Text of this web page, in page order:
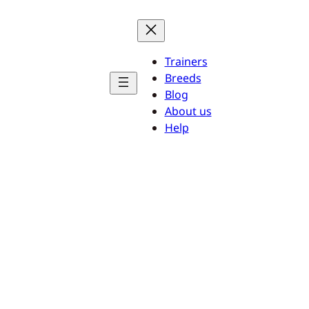
Trainers
Breeds
Blog
About us
Help